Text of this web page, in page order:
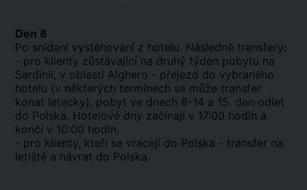
Den 8
Po snídani vystěhování z hotelu. Následně transfery:
- pro klienty zůstávající na druhý týden pobytu na
Sardinii, v oblasti Alghero - přejezd do vybraného
hotelu (v některých termínech se může transfer
konat letecky), pobyt ve dnech 8-14 a 15. den odlet
do Polska. Hotelové dny začínají v 17:00 hodin a
končí v 10:00 hodin.
- pro klienty, kteří se vracejí do Polska - transfer na
letiště a návrat do Polska.